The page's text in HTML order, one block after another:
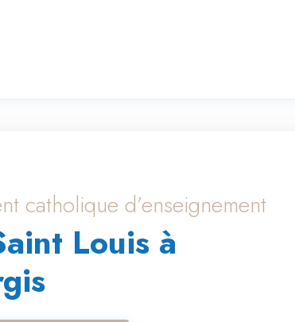
catholique d’enseignement
Louis à